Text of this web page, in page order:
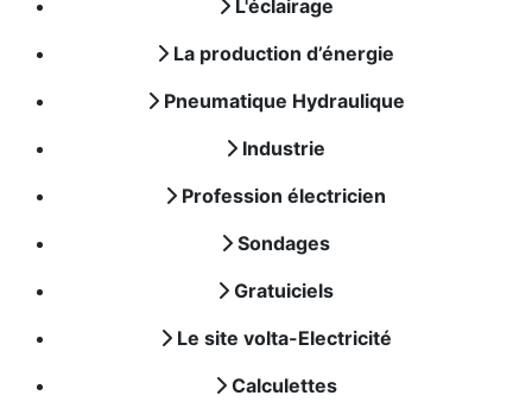
L'éclairage
La production d’énergie
Pneumatique Hydraulique
Industrie
Profession électricien
Sondages
Gratuiciels
Le site volta-Electricité
Calculettes